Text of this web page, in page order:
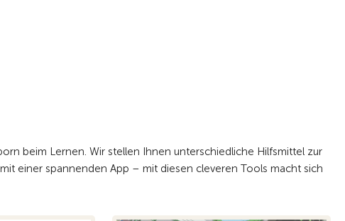
beim Lernen. Wir stellen Ihnen unterschiedliche Hilfsmittel zur
einer spannenden App – mit diesen cleveren Tools macht sich